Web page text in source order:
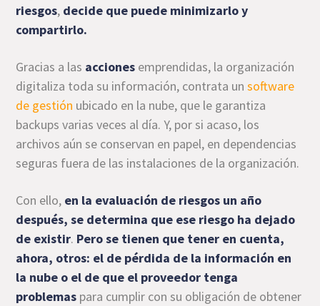
riesgos, decide que puede minimizarlo y
compartirlo.
Gracias a las acciones emprendidas, la organización
digitaliza toda su información, contrata unsoftware
de gestión ubicado en la nube, que le garantiza
backups varias veces al día. Y, por si acaso, los
archivos aún se conservan en papel, en dependencias
seguras fuera de las instalaciones de la organización.
Con ello, en la evaluación de riesgos un año
después, se determina que ese riesgo ha dejado
de existir. Pero se tienen que tener en cuenta,
ahora, otros: el de pérdida de la información en
la nube o el de que el proveedor tenga
problemas para cumplir con su obligación de obtener